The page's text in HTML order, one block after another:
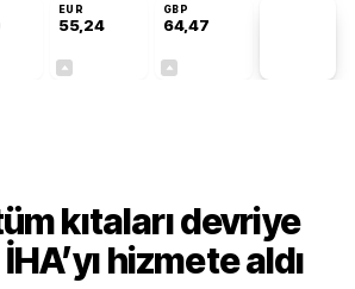
EUR
55,24
GBP
64,47
kıtaları devriye
hizmete aldı